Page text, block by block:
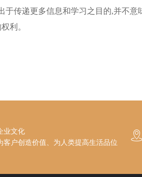
传递更多信息和学习之目的,并不
利。
业文化
客户创造价值、为人类提高生活品位
